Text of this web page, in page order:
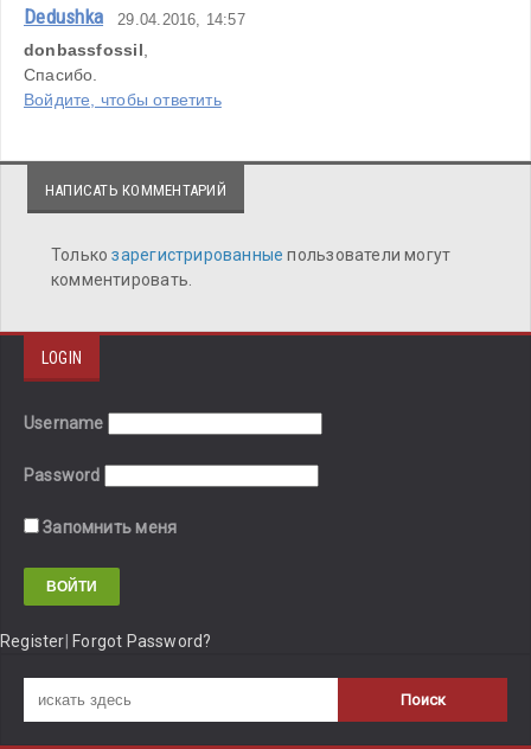
Dedushka 29.04.2016, 14:57
donbassfossil
Спасибо.
Войдите, чтобы ответить
НАПИСАТЬ КОММЕНТАРИЙ
Толькозарегистрированныепользователи могут
комментировать.
LOGIN
Username
Password
Запомнить меня
Register Forgot Password?